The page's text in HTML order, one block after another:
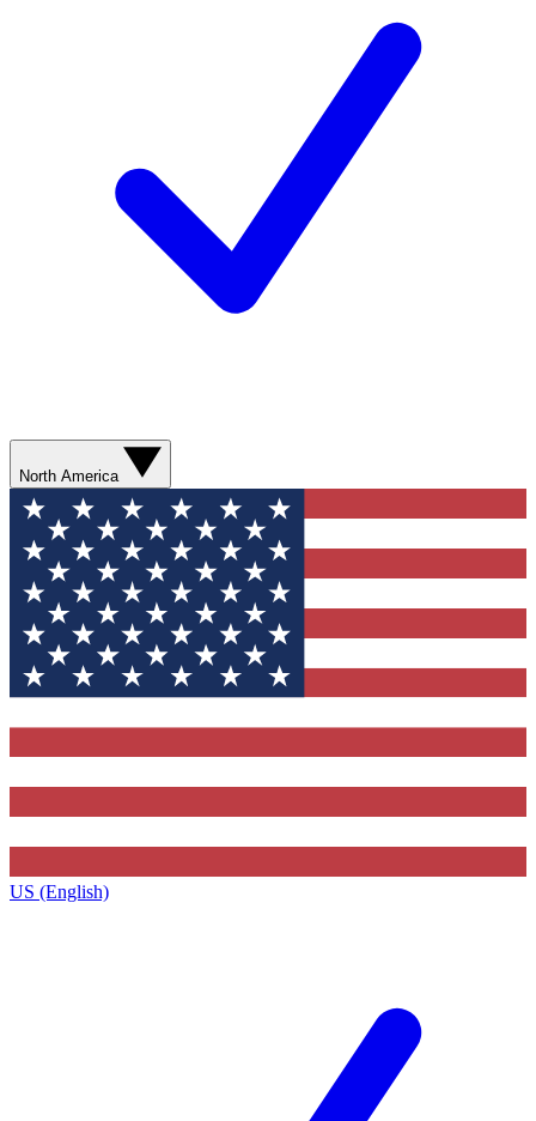
North America
US (English)